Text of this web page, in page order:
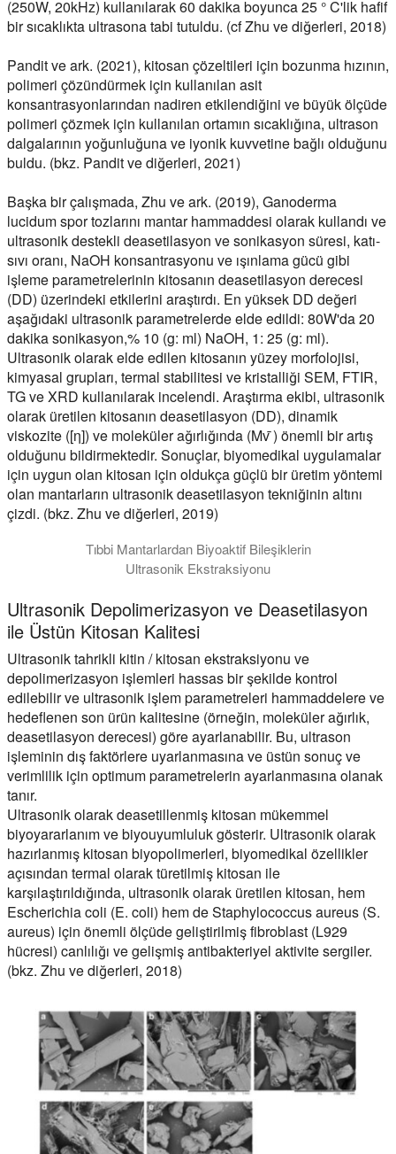
(250W, 20kHz) kullanılarak 60 dakika boyunca 25 ° C'lik hafif
bir sıcaklıkta ultrasona tabi tutuldu. (cf Zhu ve diğerleri, 2018)
Pandit ve ark. (2021), kitosan çözeltileri için bozunma hızının,
polimeri çözündürmek için kullanılan asit
konsantrasyonlarından nadiren etkilendiğini ve büyük ölçüde
polimeri çözmek için kullanılan ortamın sıcaklığına, ultrason
dalgalarının yoğunluğuna ve iyonik kuvvetine bağlı olduğunu
buldu. (bkz. Pandit ve diğerleri, 2021)
Başka bir çalışmada, Zhu ve ark. (2019), Ganoderma
lucidum spor tozlarını mantar hammaddesi olarak kullandı ve
ultrasonik destekli deasetilasyon ve sonikasyon süresi, katı-
sıvı oranı, NaOH konsantrasyonu ve ışınlama gücü gibi
işleme parametrelerinin kitosanın deasetilasyon derecesi
(DD) üzerindeki etkilerini araştırdı. En yüksek DD değeri
aşağıdaki ultrasonik parametrelerde elde edildi: 80W'da 20
dakika sonikasyon,% 10 (g: ml) NaOH, 1: 25 (g: ml).
Ultrasonik olarak elde edilen kitosanın yüzey morfolojisi,
kimyasal grupları, termal stabilitesi ve kristalliği SEM, FTIR,
TG ve XRD kullanılarak incelendi. Araştırma ekibi, ultrasonik
olarak üretilen kitosanın deasetilasyon (DD), dinamik
viskozite ([η]) ve moleküler ağırlığında (Mv ̄) önemli bir artış
olduğunu bildirmektedir. Sonuçlar, biyomedikal uygulamalar
için uygun olan kitosan için oldukça güçlü bir üretim yöntemi
olan mantarların ultrasonik deasetilasyon tekniğinin altını
çizdi. (bkz. Zhu ve diğerleri, 2019)
Tıbbi Mantarlardan Biyoaktif Bileşiklerin
Ultrasonik Ekstraksiyonu
Ultrasonik Depolimerizasyon ve Deasetilasyon
ile Üstün Kitosan Kalitesi
Ultrasonik tahrikli kitin / kitosan ekstraksiyonu ve
depolimerizasyon işlemleri hassas bir şekilde kontrol
edilebilir ve ultrasonik işlem parametreleri hammaddelere ve
hedeflenen son ürün kalitesine (örneğin, moleküler ağırlık,
deasetilasyon derecesi) göre ayarlanabilir. Bu, ultrason
işleminin dış faktörlere uyarlanmasına ve üstün sonuç ve
verimlilik için optimum parametrelerin ayarlanmasına olanak
tanır.
Ultrasonik olarak deasetillenmiş kitosan mükemmel
biyoyararlanım ve biyouyumluluk gösterir. Ultrasonik olarak
hazırlanmış kitosan biyopolimerleri, biyomedikal özellikler
açısından termal olarak türetilmiş kitosan ile
karşılaştırıldığında, ultrasonik olarak üretilen kitosan, hem
Escherichia coli (E. coli) hem de Staphylococcus aureus (S.
aureus) için önemli ölçüde geliştirilmiş fibroblast (L929
hücresi) canlılığı ve gelişmiş antibakteriyel aktivite sergiler.
(bkz. Zhu ve diğerleri, 2018)